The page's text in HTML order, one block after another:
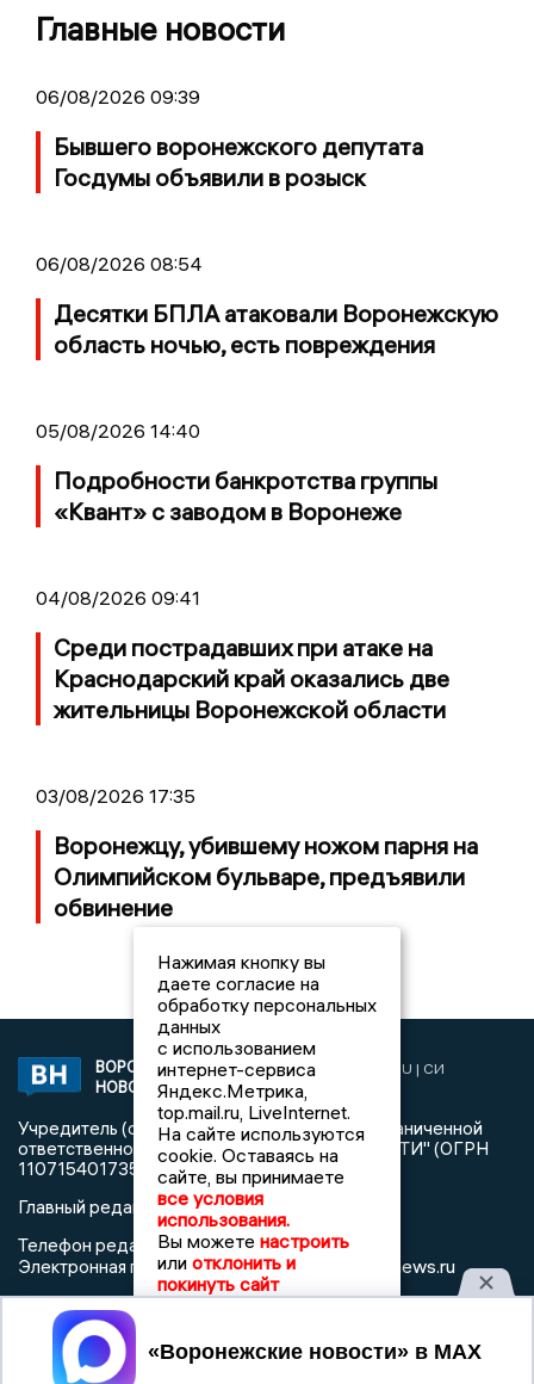
Главные новости
06/08/2026 09:39
Бывшего воронежского депутата
Госдумы объявили в розыск
06/08/2026 08:54
Десятки БПЛА атаковали Воронежскую
область ночью, есть повреждения
05/08/2026 14:40
Подробности банкротства группы
«Квант» с заводом в Воронеже
04/08/2026 09:41
Среди пострадавших при атаке на
Краснодарский край оказались две
жительницы Воронежской области
03/08/2026 17:35
Воронежцу, убившему ножом парня на
Олимпийском бульваре, предъявили
обвинение
ВОРОНЕЖСКИЕ
НОВОСТИ
2019 © VORONEZHNEWS.RU | СИ
«Воронежские новости»
Учредитель (соучредители): Общество с ограниченной
ответственностью "РЕГИОНАЛЬНЫЕ НОВОСТИ" (ОГРН
1107154017354)
Главный редактор: Пирогов А.А.
Телефон редакции: +7 (473) 262 77 92
Электронная почта редакции:info@voronezhnews.ru
Регистрационный номер: серия Эл № ФС 77 - 75880 от 13
июня 2019г. согласно выписке из реестра
зарегистрированных средств массовой информации
выдана Федеральной службой по надзору в сфере связи,
Нажимая кнопку вы
даете согласие на
обработку персональных
данных
с использованием
интернет-сервиса
Яндекс.Метрика,
top.mail.ru, LiveInternet.
На сайте используются
cookie. Оставаясь на
сайте, вы принимаете
все условия
использования.
Вы можете настроить
или отклонить и
покинуть сайт
Принять